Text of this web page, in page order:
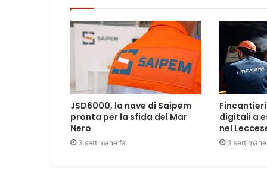
JSD6000, la nave di Saipem
pronta per la sfida del Mar
Nero
3 settimane fa
digitali a
nel
3